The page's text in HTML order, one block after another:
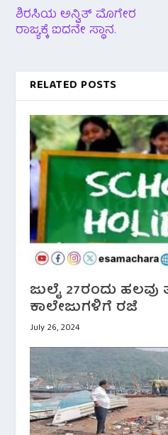
ಶಿರಸಿಯ ಅನ್ವಿತ್ ಮೊಗೇರ
ರಾಜ್ಯಕ್ಕೆ ಐದನೇ ಸ್ಥಾನ.
RELATED POSTS
ಜುಲೈ 27ರಂದು
ಕಾಲೇಜುಗಳಿಗೆ ರಜೆ
July 26, 2024